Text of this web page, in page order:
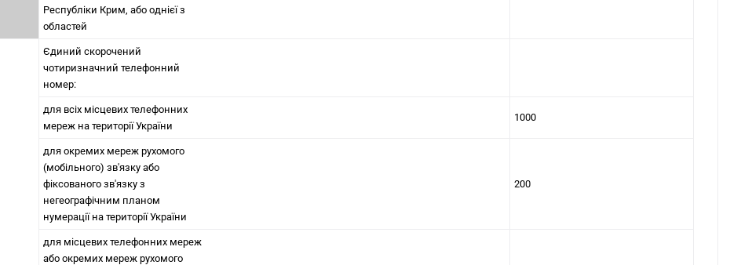
Республіки Крим, або однієї з
областей
Єдиний скорочений
чотиризначний телефонний
номер:
для всіх місцевих телефонних
мереж на території України
1000
для окремих мереж рухомого
(мобільного) зв'язку або
фіксованого зв'язку з
негеографічним планом
нумерації на території України
200
для місцевих телефонних мереж
або окремих мереж рухомого